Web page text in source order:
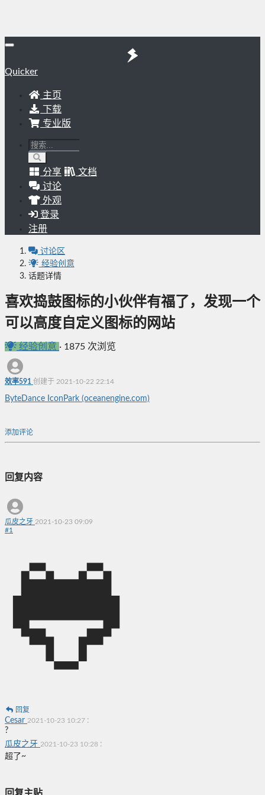
Quicker
主页
下载
专业版
分享
文档
讨论
外观
登录
注册
讨论区
经验创意
话题详情
喜欢捣鼓图标的小伙伴有福了，发现一个
可以高度自定义图标的网站
经验创意 · 1875 次浏览
效率591 创建于 2021-10-22 22:14
ByteDance IconPark (oceanengine.com)
添加评论
回复内容
瓜皮之牙 2021-10-23 09:09
#1
🐸
回复
Cesar 2021-10-23 10:27 :
?
瓜皮之牙 2021-10-23 10:28 :
超了~